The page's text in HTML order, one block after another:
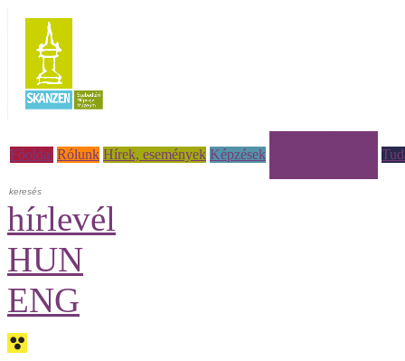
Főoldal Rólunk Hírek, események Képzések
hírlevél
HUN
ENG